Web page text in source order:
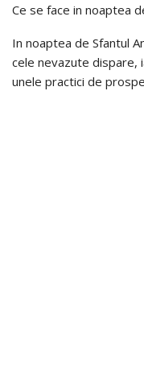
Ce se face in noaptea
In noaptea de Sfantul
cele nevazute
unele practici de